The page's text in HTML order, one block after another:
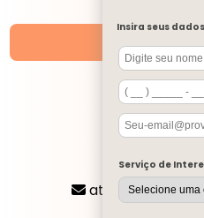
(11)
Insira seus dados
Serviço de